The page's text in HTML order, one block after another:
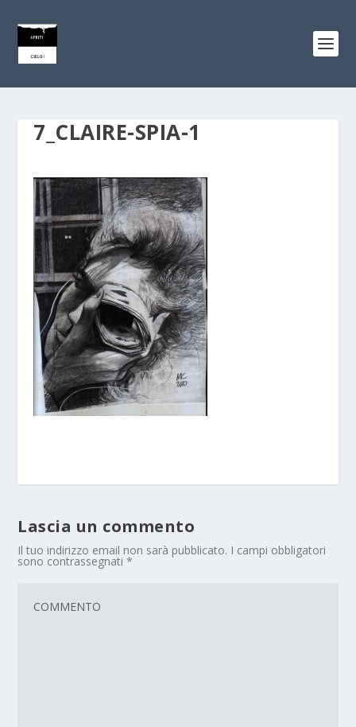
7_CLAIRE-SPIA-1
Lascia un commento
Il tuo indirizzo email non sarà pubblicato. I campi obbligatori
sono contrassegnati*